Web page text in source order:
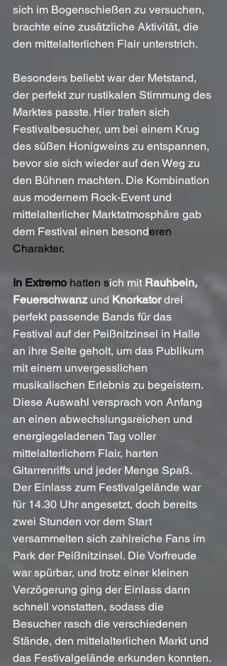
sich im Bogenschießen zu versuchen,
brachte eine zusätzliche Aktivität, die
den mittelalterlichen Flair unterstrich.
Besonders beliebt war der Metstand,
der perfekt zur rustikalen Stimmung des
Marktes passte. Hier trafen sich
Festivalbesucher, um bei einem Krug
des süßen Honigweins zu entspannen,
bevor sie sich wieder auf den Weg zu
den Bühnen machten. Die Kombination
aus modernem Rock-Event und
mittelalterlicher Marktatmosphäre gab
dem Festival einen besonderen
Charakter.
In Extremo hatten sich mit Rauhbein,
Feuerschwanz und Knorkator drei
perfekt passende Bands für das
Festival auf der Peißnitzinsel in Halle
an ihre Seite geholt, um das Publikum
mit einem unvergesslichen
musikalischen Erlebnis zu begeistern.
Diese Auswahl versprach von Anfang
an einen abwechslungsreichen und
energiegeladenen Tag voller
mittelalterlichem Flair, harten
Gitarrenriffs und jeder Menge Spaß.
Der Einlass zum Festivalgelände war
für 14.30 Uhr angesetzt, doch bereits
zwei Stunden vor dem Start
versammelten sich zahlreiche Fans im
Park der Peißnitzinsel. Die Vorfreude
war spürbar, und trotz einer kleinen
Verzögerung ging der Einlass dann
schnell vonstatten, sodass die
Besucher rasch die verschiedenen
Stände, den mittelalterlichen Markt und
das Festivalgelände erkunden konnten.